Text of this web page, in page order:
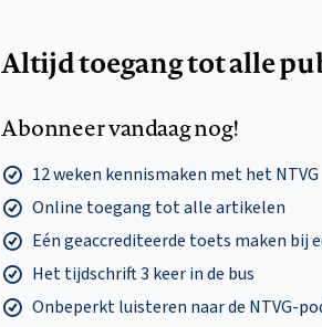
Altijd toegang tot alle
Abonneer vandaag nog!
12 weken kennismaken met het NTVG
Online toegang tot alle artikelen
Eén geaccrediteerde toets maken bij
Het tijdschrift 3 keer in de bus
Onbeperkt luisteren naar de NTVG-